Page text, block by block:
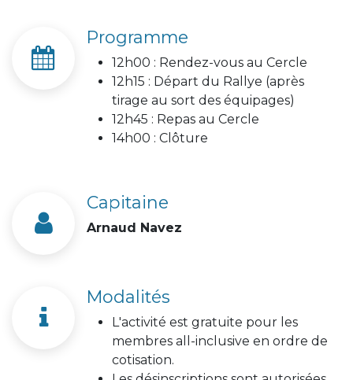
Programme
12h00 : Rendez-vous au Cercle
12h15 : Départ du Rallye (après
tirage au sort des équipages)
12h45 : Repas au Cercle
14h00 : Clôture
Capitaine
Arnaud Navez
Modalités
L'activité est gratuite pour les
membres all-inclusive en ordre de
cotisation.